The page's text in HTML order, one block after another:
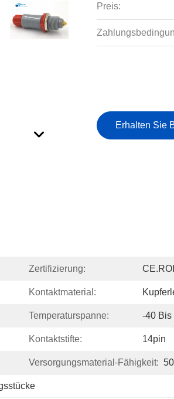
Preis:
Erhalten Sie
Zertifizierung:
Kontaktmaterial:
Temperaturspanne: -40 Bis
Kontaktstifte: 14pin
Versorgungsmaterial-Fähigkeit: